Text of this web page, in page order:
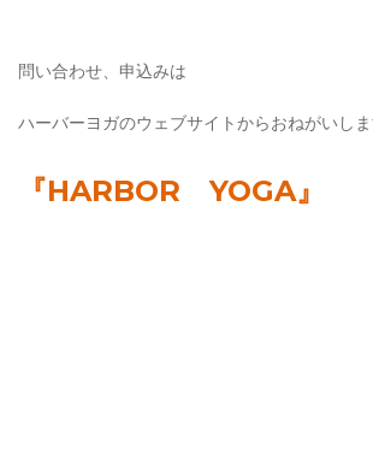
問い合わせ、申込みは
ハーバーヨガのウェブサイトからおねがいしま
『HARBOR YOGA』